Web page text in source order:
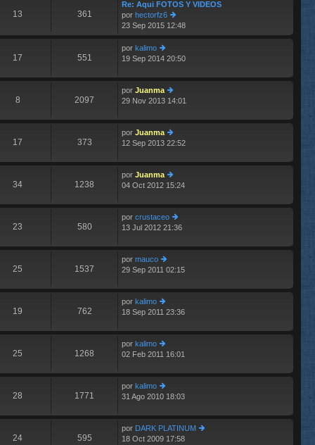
im
o
m
e
s
e
13 361
Re: Aqui FOTOS Y VIDEOS
por hectorfz6
er
últ
o
e
n
s
e
23 Sep 2015 12:48
17 551
por kalimo
er
im
o
m
n
s
aj
19 Sep 2014 20:50
8 2097
por Juanma
er
im
o
m
n
s
aj
29 Nov 2013 14:01
17 373
por Juanma
er
im
o
m
n
s
aj
12 Sep 2013 22:52
34 1238
por Juanma
er
im
o
m
n
aj
04 Oct 2012 15:24
23 580
por crustaceo
er
im
m
n
aj
13 Jul 2012 21:36
25 1537
por mauco
er
im
o
m
n
s
aj
29 Sep 2011 02:15
19 762
por kalimo
er
im
o
m
n
s
aj
18 Sep 2011 23:36
25 1268
por kalimo
er
im
o
m
n
s
aj
02 Feb 2011 16:01
28 1771
por kalimo
er
im
o
m
31 Ago 2010 18:03
24 595
por DARK PLATINUM
18 Oct 2009 17:58